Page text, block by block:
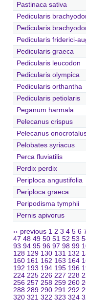
Pastinaca sativa
Pedicularis
Pedicularis
Pedicularis friderici-
Pedicularis graeca
Pedicularis leucodon
Pedicularis olympica
Pedicularis orthantha
Pedicularis petiolaris
Peganum harmala
Pelecanus crispus
Pelecanus
Pelobates syriacus
Perca fluviatilis
Perdix perdix
Periploca angustifolia
Periploca graeca
Peripodisma tymphii
Pernis apivorus
‹‹ previous 1 2 3 4 5 6
47 48 49 50 51 52 53
93 94 95 96 97 98 99
128 129 130 131 132
160 161 162 163 164
192 193 194 195 196
224 225 226 227 228
256 257 258 259 260
288 289 290 291 292
320 321 322 323 324